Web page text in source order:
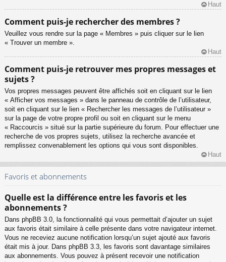
Haut
Comment puis-je rechercher des membres ?
Veuillez vous rendre sur la page « Membres » puis cliquer sur le lien
« Trouver un membre ».
Haut
Comment puis-je retrouver mes propres messages et
sujets ?
Vos propres messages peuvent être affichés soit en cliquant sur le lien
« Afficher vos messages » dans le panneau de contrôle de l’utilisateur,
soit en cliquant sur le lien « Rechercher les messages de l’utilisateur »
sur la page de votre propre profil ou soit en cliquant sur le menu
« Raccourcis » situé sur la partie supérieure du forum. Pour effectuer une
recherche de vos propres sujets, utilisez la recherche avancée et
remplissez convenablement les options qui vous sont disponibles.
Haut
Favoris et abonnements
Quelle est la différence entre les favoris et les
abonnements ?
Dans phpBB 3.0, la fonctionnalité qui vous permettait d’ajouter un sujet
aux favoris était similaire à celle présente dans votre navigateur internet.
Vous ne receviez aucune notification lorsqu’un sujet ajouté aux favoris
était mis à jour. Dans phpBB 3.3, les favoris sont davantage similaires
aux abonnements. Vous pouvez à présent recevoir une notification